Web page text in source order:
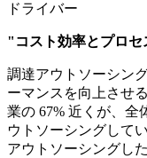
ドライバー
"コスト効率とプロ
調達アウトソーシン
ーマンスを向上させ
業の 67% 近くが、全
ウトソーシングして
アウトソーシングし